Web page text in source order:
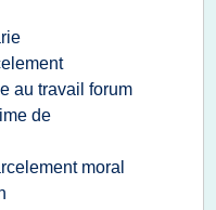
au travail forum
de
moral